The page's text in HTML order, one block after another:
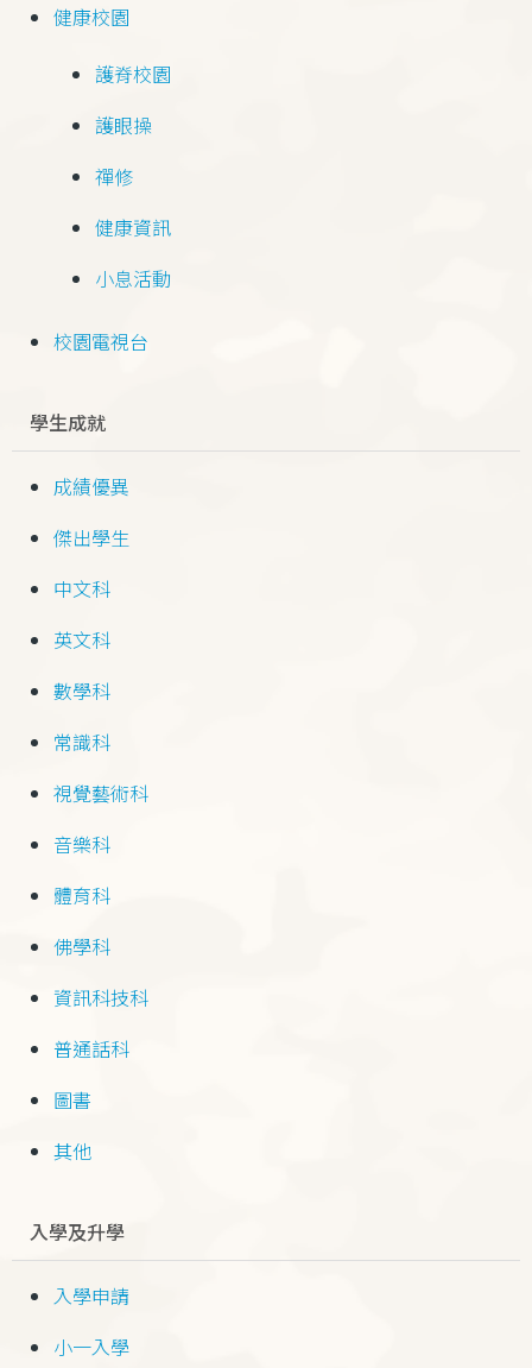
健康校園
護脊校園
護眼操
禪修
健康資訊
小息活動
校園電視台
學生成就
成績優異
傑出學生
中文科
英文科
數學科
常識科
視覺藝術科
音樂科
體育科
佛學科
資訊科技科
普通話科
圖書
其他
入學及升學
入學申請
小一入學